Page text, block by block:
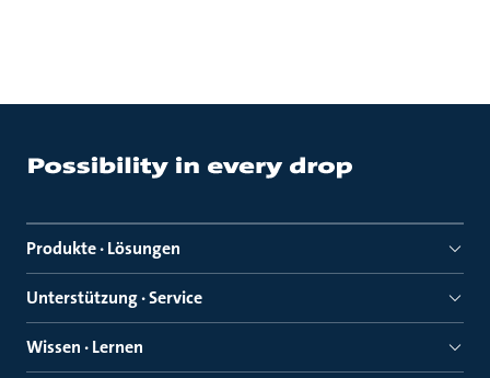
Produkte · Lösungen
Unterstützung · Service
Wissen · Lernen